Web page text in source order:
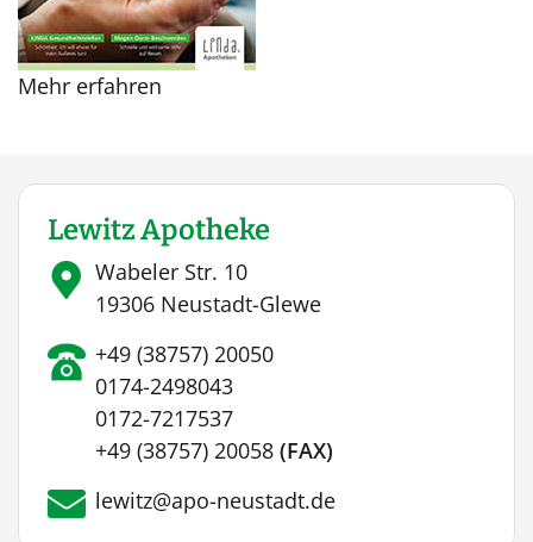
Mehr erfahren
Lewitz Apotheke
Wabeler Str. 10
19306 Neustadt-Glewe
+49 (38757) 20050
0174-2498043
0172-7217537
+49 (38757) 20058 (FAX)
lewitz@apo-neustadt.de